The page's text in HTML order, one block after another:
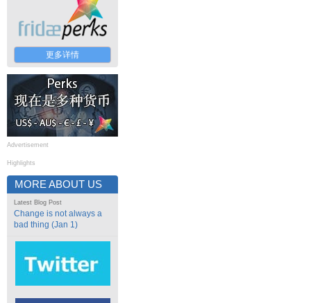
更多详情
Advertisement
Highlights
MORE ABOUT US
Latest Blog Post
Change is not always a
bad thing (Jan 1)